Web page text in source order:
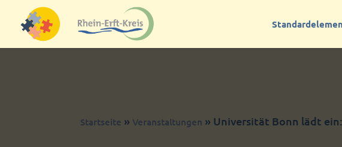
Skip to content
Startseite »Veranstaltungen » Universität Bonn lädt